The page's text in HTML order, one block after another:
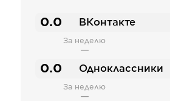
0.0 ВКонтакте
За неделю
—
0.0 Одноклассники
За неделю
—